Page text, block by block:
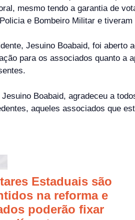
mesmo tendo a garantia de
e Bombeiro Militar e
Jesuino Boabaid, foi
para os associados quanto a
Boabaid, agradeceu a
aqueles associados que
Estaduais são
na reforma e
poderão fixar